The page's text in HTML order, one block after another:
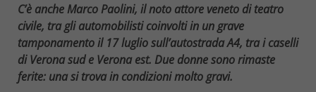
C’è anche Marco Paolini, il noto attore veneto di teatro
civile, tra gli automobilisti coinvolti in un grave
tamponamento il 17 luglio sull’autostrada A4, tra i caselli
di Verona sud e Verona est. Due donne sono rimaste
ferite: una si trova in condizioni molto gravi.